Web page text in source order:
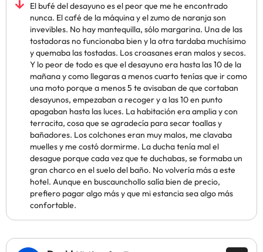
El bufé del desayuno es el peor que me he encontrado
nunca. El café de la máquina y el zumo de naranja son
invevibles. No hay mantequilla, sólo margarina. Una de las
tostadoras no funcionaba bien y la otra tardaba muchísimo
y quemaba las tostadas. Los croasanes eran malos y secos.
Y lo peor de todo es que el desayuno era hasta las 10 de la
mañana y como llegaras a menos cuarto tenías que ir como
una moto porque a menos 5 te avisaban de que cortaban
desayunos, empezaban a recoger y a las 10 en punto
apagaban hasta las luces. La habitación era amplia y con
terracita, cosa que se agradecía para secar toallas y
bañadores. Los colchones eran muy malos, me clavaba
muelles y me costó dormirme. La ducha tenía mal el
desague porque cada vez que te duchabas, se formaba un
gran charco en el suelo del baño. No volvería más a este
hotel. Aunque en buscaunchollo salía bien de precio,
prefiero pagar algo más y que mi estancia sea algo más
confortable.